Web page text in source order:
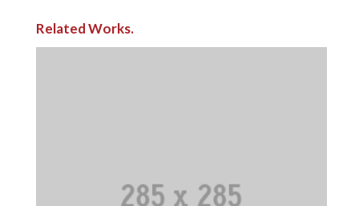
Related Works.